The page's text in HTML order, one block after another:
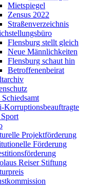
Mietspiegel
Zensus 2022
Straßenverzeichnis
Flensburg stellt gleich
Neue Männlichkeiten
Flensburg schaut hin
Betroffenenbeirat
Schiedsamt
Korruptionsbeauftragte
Projektförderung
Förderung
Reiser Stiftung